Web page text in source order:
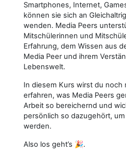
Smartphones, Internet,
können sie sich an
wenden. Media Peers
Mitschülerinnen und
Erfahrung, dem Wissen aus
Media Peer und ihrem
Lebenswelt.
In diesem Kurs wirst du noch
erfahren, was Media Peers
Arbeit so bereichernd und
persönlich so dazugehört,
werden.
Also los geht’s 🎉.